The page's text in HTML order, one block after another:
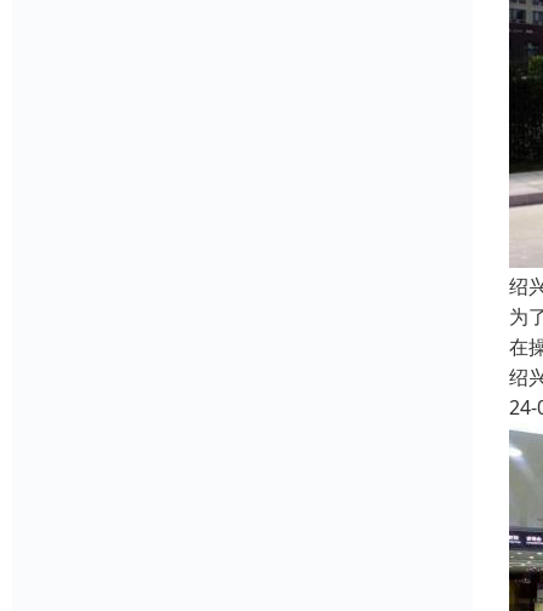
绍
为
在
绍
24-